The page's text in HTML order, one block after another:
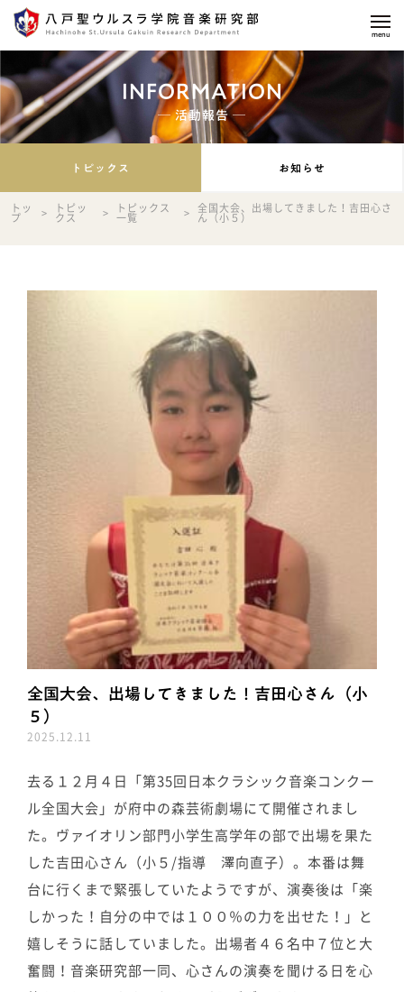
INFORMATION
─ 活動報告 ─
トピックス お知らせ
トッ
プ > トピッ
クス > トピックス
一覧 > 全国大会、出場してきました！吉田心さ
ん（小５）
全国大会、出場してきました！吉田心さん（小
５）
2025.12.11
去る１２月４日「第35回日本クラシック音楽コンクー
ル全国大会」が府中の森芸術劇場にて開催されまし
た。ヴァイオリン部門小学生高学年の部で出場を果た
した吉田心さん（小５/指導 澤向直子）。本番は舞
台に行くまで緊張していたようですが、演奏後は「楽
しかった！自分の中では１００％の力を出せた！」と
嬉しそうに話していました。出場者４６名中７位と大
奮闘！音楽研究部一同、心さんの演奏を聞ける日を心